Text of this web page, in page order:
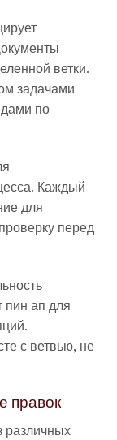
ветки.
задачами
по
Каждый
для
перед
пин ап для
с ветвью, не
правок
различных